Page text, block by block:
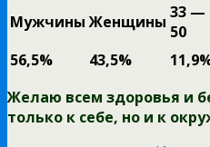
Мужчины Женщины 33 —
50
56,5%
43,5%
Желаю всем здоровья и
только к себе, но и к